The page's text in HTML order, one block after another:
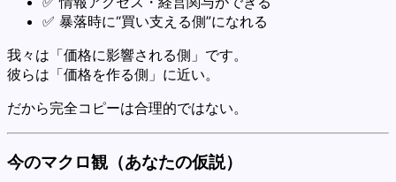
✅ 暴落時に“買い支える側”になれる
我々は「価格に影響される側」です。
彼らは「価格を作る側」に近い。
だから完全コピーは合理的ではない。
今のマクロ観（あなたの仮説）